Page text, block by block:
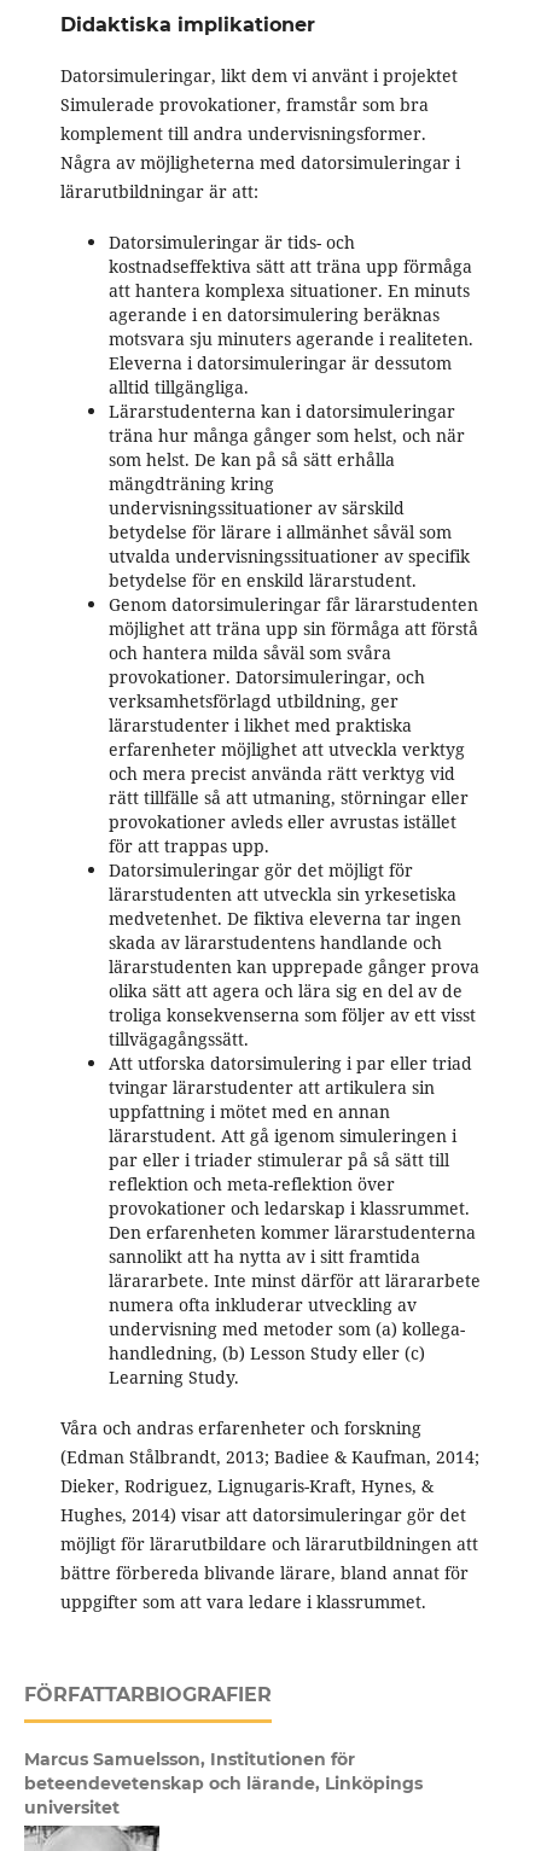
Didaktiska implikationer
Datorsimuleringar, likt dem vi använt i projektet
Simulerade provokationer, framstår som bra
komplement till andra undervisningsformer.
Några av möjligheterna med datorsimuleringar i
lärarutbildningar är att:
Datorsimuleringar är tids- och
kostnadseffektiva sätt att träna upp förmåga
att hantera komplexa situationer. En minuts
agerande i en datorsimulering beräknas
motsvara sju minuters agerande i realiteten.
Eleverna i datorsimuleringar är dessutom
alltid tillgängliga.
Lärarstudenterna kan i datorsimuleringar
träna hur många gånger som helst, och när
som helst. De kan på så sätt erhålla
mängdträning kring
undervisningssituationer av särskild
betydelse för lärare i allmänhet såväl som
utvalda undervisningssituationer av specifik
betydelse för en enskild lärarstudent.
Genom datorsimuleringar får lärarstudenten
möjlighet att träna upp sin förmåga att förstå
och hantera milda såväl som svåra
provokationer. Datorsimuleringar, och
verksamhetsförlagd utbildning, ger
lärarstudenter i likhet med praktiska
erfarenheter möjlighet att utveckla verktyg
och mera precist använda rätt verktyg vid
rätt tillfälle så att utmaning, störningar eller
provokationer avleds eller avrustas istället
för att trappas upp.
Datorsimuleringar gör det möjligt för
lärarstudenten att utveckla sin yrkesetiska
medvetenhet. De fiktiva eleverna tar ingen
skada av lärarstudentens handlande och
lärarstudenten kan upprepade gånger prova
olika sätt att agera och lära sig en del av de
troliga konsekvenserna som följer av ett visst
tillvägagångssätt.
Att utforska datorsimulering i par eller triad
tvingar lärarstudenter att artikulera sin
uppfattning i mötet med en annan
lärarstudent. Att gå igenom simuleringen i
par eller i triader stimulerar på så sätt till
reflektion och meta-reflektion över
provokationer och ledarskap i klassrummet.
Den erfarenheten kommer lärarstudenterna
sannolikt att ha nytta av i sitt framtida
lärararbete. Inte minst därför att lärararbete
numera ofta inkluderar utveckling av
undervisning med metoder som (a) kollega-
handledning, (b) Lesson Study eller (c)
Learning Study.
Våra och andras erfarenheter och forskning
(Edman Stålbrandt, 2013; Badiee & Kaufman, 2014;
Dieker, Rodriguez, Lignugaris-Kraft, Hynes, &
Hughes, 2014) visar att datorsimuleringar gör det
möjligt för lärarutbildare och lärarutbildningen att
bättre förbereda blivande lärare, bland annat för
uppgifter som att vara ledare i klassrummet.
FÖRFATTARBIOGRAFIER
Marcus Samuelsson, Institutionen för
beteendevetenskap och lärande, Linköpings
universitet